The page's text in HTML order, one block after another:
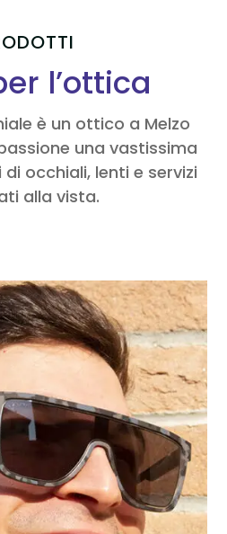
l’ottica
è un ottico a Melzo
una vastissima
occhiali, lenti e servizi
alla vista.